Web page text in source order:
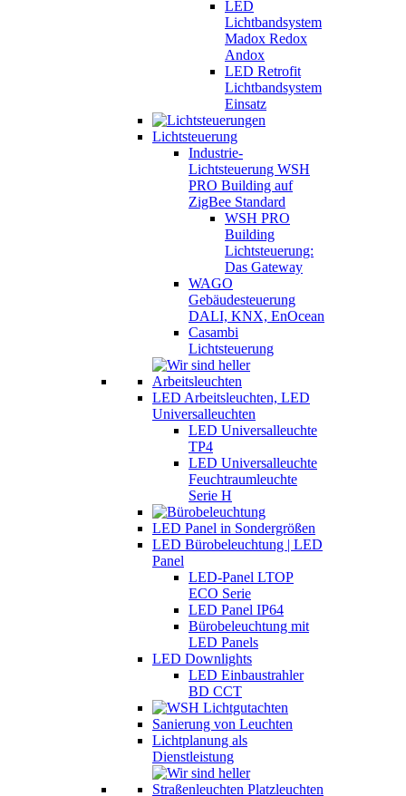
LED
Lichtbandsystem
Madox Redox
Andox
LED Retrofit
Lichtbandsystem
Einsatz
Lichtsteuerung
Industrie-
Lichtsteuerung WSH
PRO Building auf
ZigBee Standard
WSH PRO
Building
Lichtsteuerung:
Das Gateway
WAGO
Gebäudesteuerung
DALI, KNX, EnOcean
Casambi
Lichtsteuerung
LED Arbeitsleuchten, LED
Universalleuchten
LED Universalleuchte
TP4
LED Universalleuchte
Feuchtraumleuchte
Serie H
LED Panel in Sondergrößen
LED Bürobeleuchtung | LED
Panel
LED-Panel LTOP
ECO Serie
LED Panel IP64
Bürobeleuchtung mit
LED Panels
LED Downlights
LED Einbaustrahler
BD CCT
Sanierung von Leuchten
Lichtplanung als
Dienstleistung